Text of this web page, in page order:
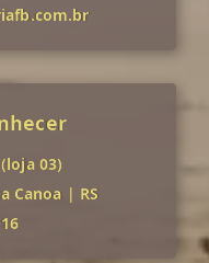
03)
Canoa | RS